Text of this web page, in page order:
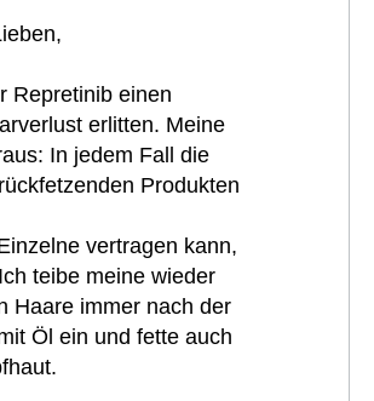
Repretinib einen
erlitten. Meine
In jedem Fall die
Produkten
vertragen kann,
teibe meine wieder
Haare immer nach der
Öl ein und fette auch